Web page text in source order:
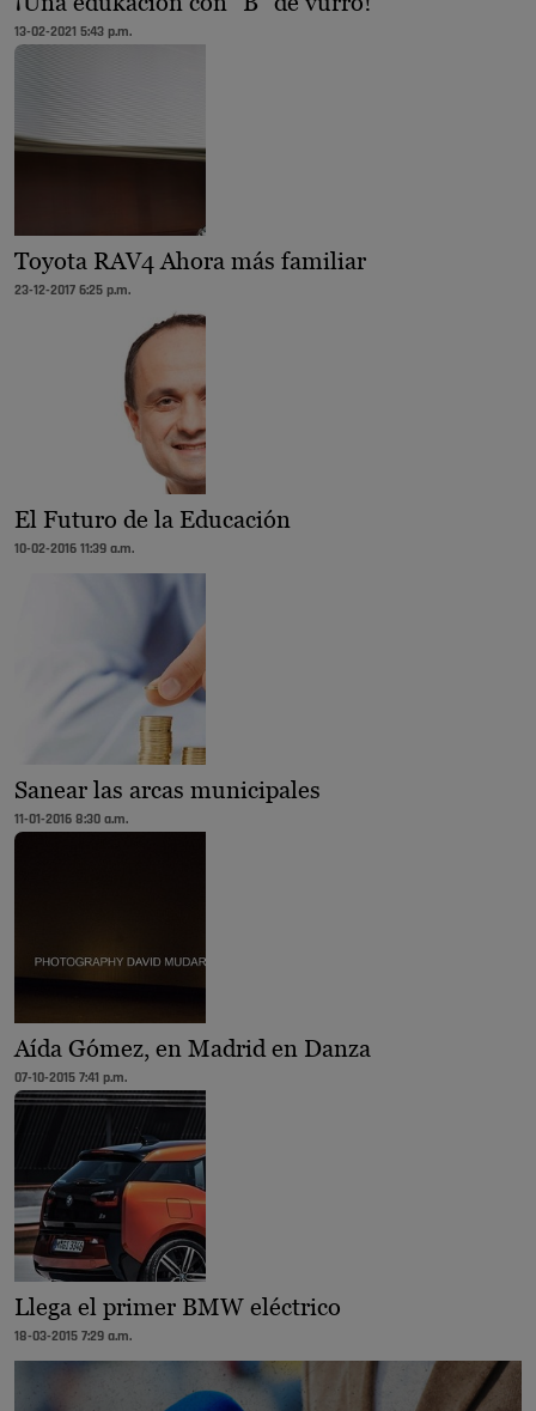
13-02-2021 5:43 p.m.
Toyota RAV4 Ahora más familiar
23-12-2017 6:25 p.m.
El Futuro de la Educación
10-02-2016 11:39 a.m.
Sanear las arcas municipales
11-01-2016 8:30 a.m.
Aída Gómez, en Madrid en Danza
07-10-2015 7:41 p.m.
Llega el primer BMW eléctrico
18-03-2015 7:29 a.m.